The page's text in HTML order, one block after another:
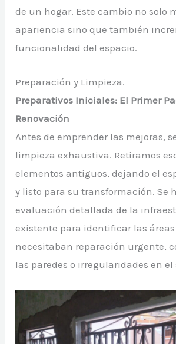
de un hogar. Este cambio no solo
apariencia sino que también
funcionalidad del espacio.
Preparación y Limpieza.
Preparativos Iniciales: El Primer
Renovación
Antes de emprender las mejoras,
limpieza exhaustiva. Retiramos
elementos antiguos, dejando el
y listo para su transformación. Se
evaluación detallada de la
existente para identificar las
necesitaban reparación urgente,
las paredes o irregularidades en el